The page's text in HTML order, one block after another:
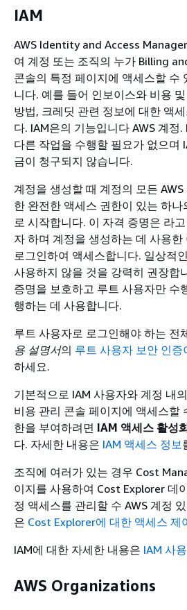
IAM
AWS Identity and Access
여 계정 또는 조직의 누가 Billing
콘솔의 특정 페이지에 액세스할 수
니다. 예를 들어 인보이스와 비용
방법, 크레딧 관련 정보에 대한 액
다. IAM은의 기능입니다 AWS 계정
다른 작업을 수행할 필요가 없으며
금이 청구되지 않습니다.
계정을 생성할 때 계정의 모든
한 완전한 액세스 권한이 있는 하
로 시작합니다. 이 자격 증명은 라
자 하며 계정을 생성하는 데 사용
로그인하여 액세스합니다. 일상적
사용하지 않을 것을 강력히 권장합
증명을 보호하고 루트 사용자만 수
행하는 데 사용합니다.
루트 사용자로 로그인해야 하는 전
용 설명서의 루트 사용자 보안 인증
하세요.
기본적으로 IAM 사용자와 계정 내
비용 관리 콘솔 페이지에 액세스할
한을 부여하려면 IAM 액세스 활성
다. 자세한 내용은 IAM 액세스 정보
조직에 여러가 있는 경우 Cost
이지를 사용하여 Cost Explorer 데
정 액세스를 관리할 수 AWS 계정
은 Cost Explorer에 대한 액세스 제
IAM에 대한 자세한 내용은 IAM 사
AWS Organizations